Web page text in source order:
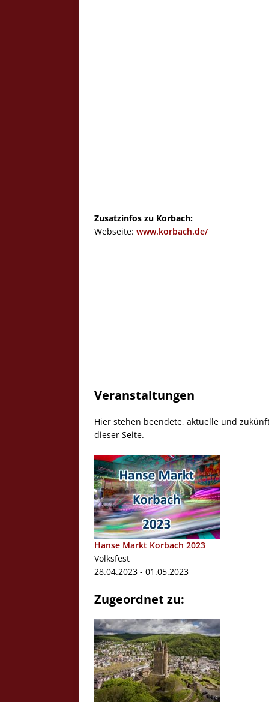
Zusatzinfos zu Korbach:
Webseite: www.korbach.de/
Veranstaltungen
Hier stehen beendete, aktuelle und
dieser Seite.
Hanse Markt Korbach 2023
Volksfest
28.04.2023 - 01.05.2023
Zugeordnet zu: